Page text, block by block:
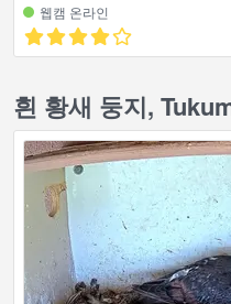
웹캠 온라인
흰 황새 둥지,